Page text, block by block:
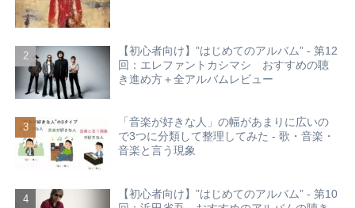
【初心者向け】”はじめてのアルバム” - 第12
回：エレファントカシマシ おすすめの聴
き進め方＋全アルバムレビュー
「音楽が好きな人」の幅があまりに広いの
で3つに分類して整理してみた - 歌・音楽・
音楽と言う現象
【初心者向け】”はじめてのアルバム” - 第10